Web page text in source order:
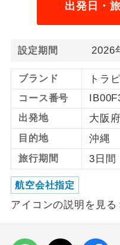
出発日・
設定期間 2026
ブランド トラ
コース番号
出発地 大阪
目的地 沖縄
旅行期間 3日間
航空会社指定
アイコンの説明を見る
女性限定
女性
年齢制限あり
ご参
航空会社指定
利
画に
ホテル指定
ご紹
す。
おひとり様バ
ス2席利用
おひ